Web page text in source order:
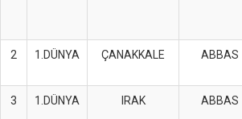
2 1.DÜNYA ÇANAKKALE ABBAS
3 1.DÜNYA IRAK ABBAS